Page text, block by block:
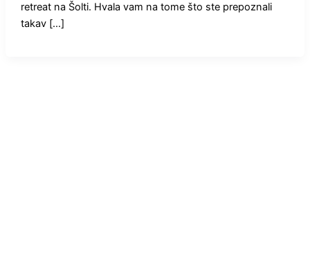
retreat na Šolti. Hvala vam na tome što ste prepoznali
takav […]